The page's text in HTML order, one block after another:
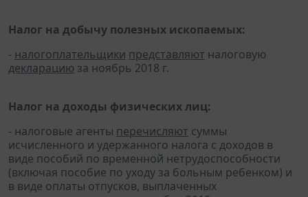
Налог на добычу полезных ископаемых:
- налогоплательщики представляют налоговую
декларацию за ноябрь 2018 г.
Налог на доходы физических лиц:
- налоговые агенты перечисляют суммы
исчисленного и удержанного налога с доходов в
виде пособий по временной нетрудоспособности
(включая пособие по уходу за больным ребенком) и
в виде оплаты отпусков, выплаченных